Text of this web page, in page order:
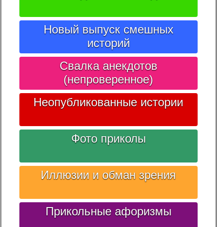
Новый выпуск смешных
историй
Свалка анекдотов
(непроверенное)
Неопубликованные истории
Фото приколы
Иллюзии и обман зрения
Прикольные афоризмы